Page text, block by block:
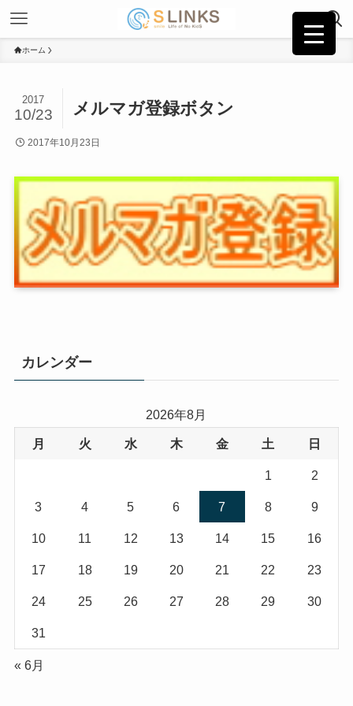
ホーム
メルマガ登録ボタン
2017
10/23
2017年10月23日
カレンダー
2026年8月
月 火 水 木 金 土 日
1 2
3 4 5 6 7 8 9
10 11 12 13 14 15 16
17 18 19 20 21 22 23
24 25 26 27 28 29 30
31
« 6月